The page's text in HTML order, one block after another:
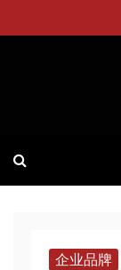
至
企业品牌